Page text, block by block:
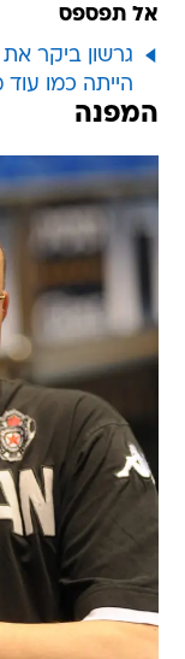
אל תפספס
גרשון ביקר
הייתה כמו
המפנה